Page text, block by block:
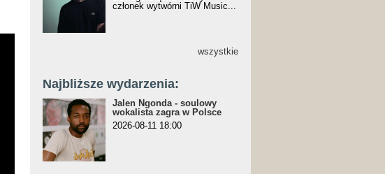
członek wytwórni TiW Music...
wszystkie
Najbliższe wydarzenia:
Jalen Ngonda - soulowy
wokalista zagra w Polsce
2026-08-11 18:00